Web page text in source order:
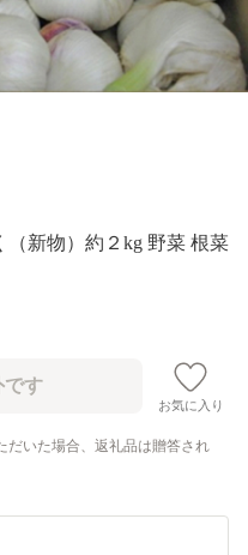
（新物）約２kg 野菜 根菜
お気に入り
だいた場合、返礼品は贈答され